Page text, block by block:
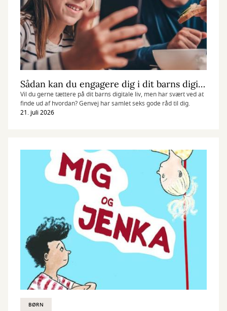
Sådan kan du engagere dig i dit barns digitale liv
Vil du gerne tættere på dit barns digitale liv, men har svært ved at
finde ud af hvordan? Genvej har samlet seks gode råd til dig.
21. juli 2026
BØRN